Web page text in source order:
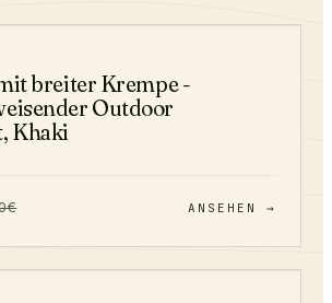
breiter Krempe -
Outdoor
Khaki
€ ANSEHEN →